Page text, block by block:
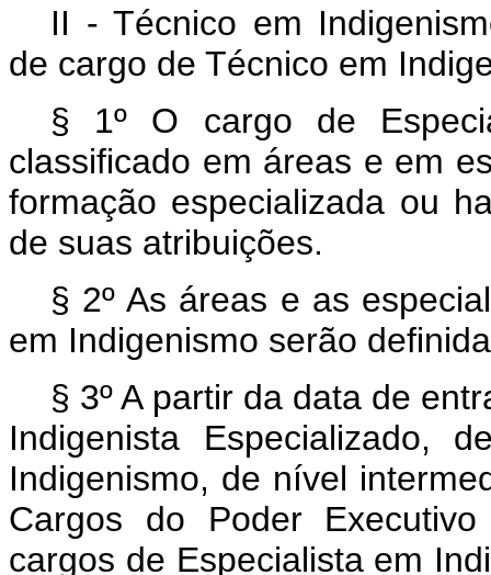
II - Técnico em
de cargo de Técnico em
§ 1º O cargo de
classificado em áreas e em
formação especializada ou
de suas atribuições.
§ 2º As áreas e as
em Indigenismo serão
§ 3º A partir da data de
Indigenista Especializado,
Indigenismo, de nível
Cargos do Poder
cargos de Especialista em